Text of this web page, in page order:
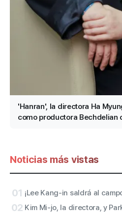
'Hanran', la directora Ha
como productora Bechdelian
Noticias más vistas
01
02